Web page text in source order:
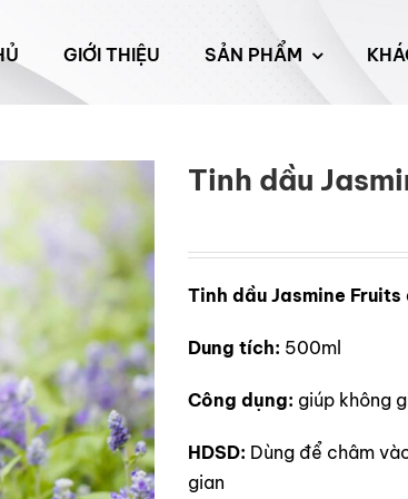
GIỚI THIỆU SẢN PHẨM
Tinh dầu
Tinh dầu Jasmine
Dung tích: 500ml
Công dụng: giúp không
HDSD: Dùng để châm
gian